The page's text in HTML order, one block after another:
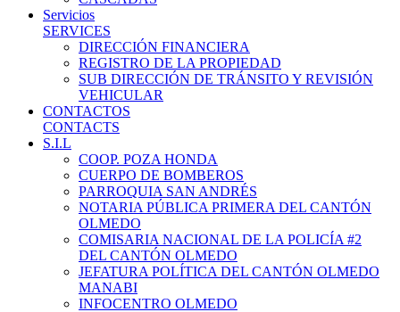
Servicios
SERVICES
DIRECCIÓN FINANCIERA
REGISTRO DE LA PROPIEDAD
SUB DIRECCIÓN DE TRÁNSITO Y REVISIÓN
VEHICULAR
CONTACTOS
CONTACTS
S.I.L
COOP. POZA HONDA
CUERPO DE BOMBEROS
PARROQUIA SAN ANDRÉS
NOTARIA PÚBLICA PRIMERA DEL CANTÓN
OLMEDO
COMISARIA NACIONAL DE LA POLICÍA #2
DEL CANTÓN OLMEDO
JEFATURA POLÍTICA DEL CANTÓN OLMEDO
MANABI
INFOCENTRO OLMEDO